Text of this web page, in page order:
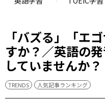
「バズる」「エ
すか？／英語の
していませんか？
TRENDS 人気記事ランキング